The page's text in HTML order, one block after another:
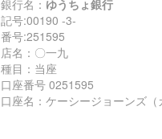
銀行名： ゆうちょ銀行
記号:00190 -3-
番号:251595
店名：〇一九
種目：当座
口座番号 0251595
口座名：ケーシージョーンズ（